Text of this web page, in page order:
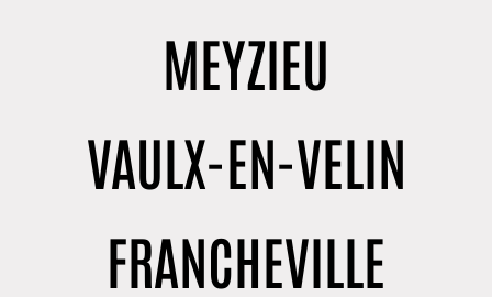
MEYZIEU
VAULX-EN-VELIN
FRANCHEVILLE